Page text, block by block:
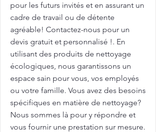
pour les futurs invités et en assurant un
cadre de travail ou de détente
agréable! Contactez-nous pour un
devis gratuit et personnalisé !. En
utilisant des produits de nettoyage
écologiques, nous garantissons un
espace sain pour vous, vos employés
ou votre famille. Vous avez des besoins
spécifiques en matière de nettoyage?
Nous sommes là pour y répondre et
vous fournir une prestation sur mesure.